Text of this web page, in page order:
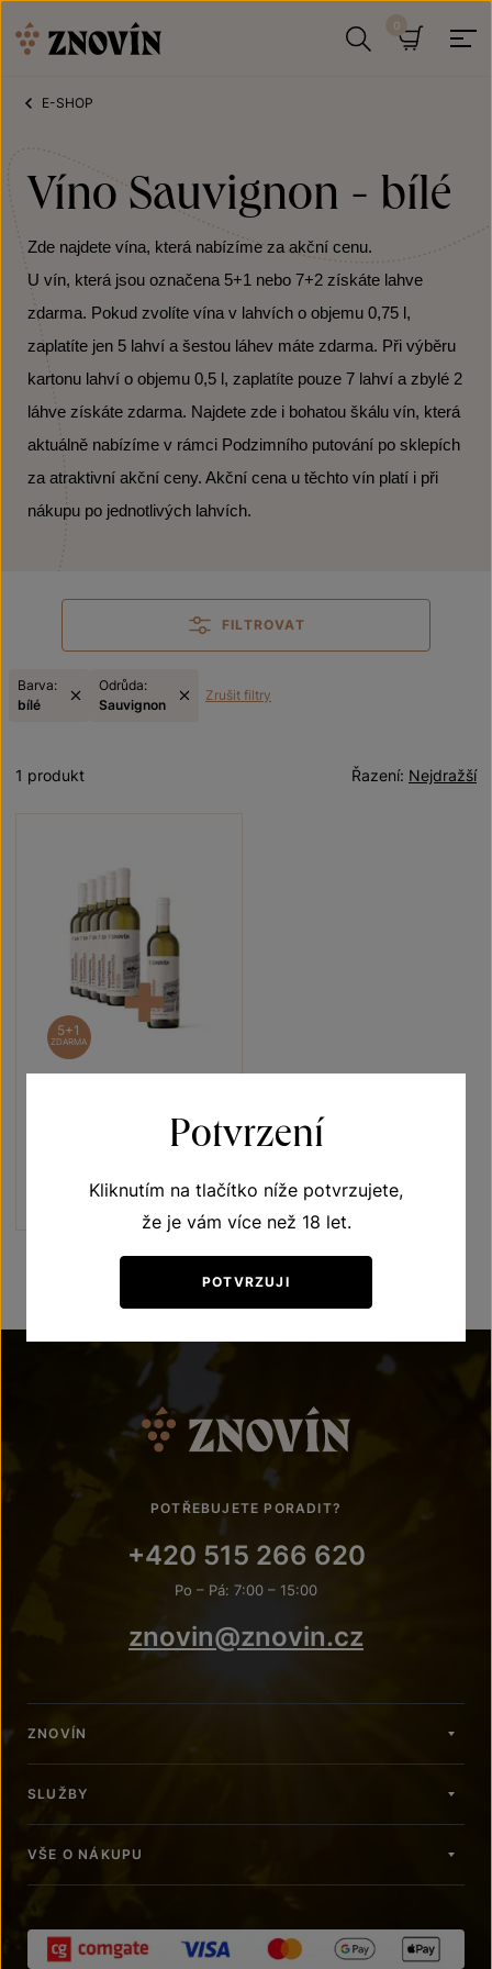
E-SHOP
Víno Sauvignon - bílé
Zde najdete vína, která nabízíme za akční cenu.
U vín, která jsou označena 5+1 nebo 7+2 získáte lahve
zdarma. Pokud zvolíte vína v lahvích o objemu 0,75 l,
zaplatíte jen 5 lahví a šestou láhev máte zdarma. Při výběru
kartonu lahví o objemu 0,5 l, zaplatíte pouze 7 lahví a zbylé 2
láhve získáte zdarma. Najdete zde i bohatou škálu vín, která
aktuálně nabízíme v rámci Podzimního putování po sklepích
za atraktivní akční ceny. Akční cena u těchto vín platí i při
nákupu po jednotlivých lahvích.
FILTROVAT
Barva:
bílé
Odrůda:
Sauvignon
Zrušit filtry
Nejdražší
Řazení:
1 produkt
5+1
ZDARMA
Terroir - toulky vinicemi
Šarže 2319
POTŘEBUJETE PORADIT?
+420 515 266 620
Po – Pá: 7:00 – 15:00
znovin@znovin.cz
ZNOVÍN
SLUŽBY
VŠE O NÁKUPU
Potvrzení
Kliknutím na tlačítko níže potvrzujete,
že je vám více než 18 let.
POTVRZUJI